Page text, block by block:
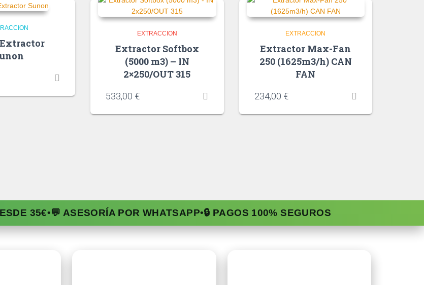
Extractor
EXTRACCION
Extractor Softbox
(5000 m3) – IN
2×250/OUT 315
533,00 €
EXTRACCION
Extractor Max-Fan
250 (1625m3/h) CAN
FAN
234,00 €
35€•💬 ASESORÍA POR WHATSAPP•🔒 PAGOS 100% SEGUROS